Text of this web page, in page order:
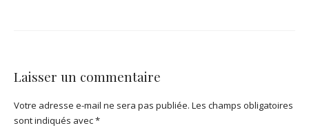
Laisser un commentaire
Votre adresse e-mail ne sera pas publiée. Les champs obligatoires
sont indiqués avec*